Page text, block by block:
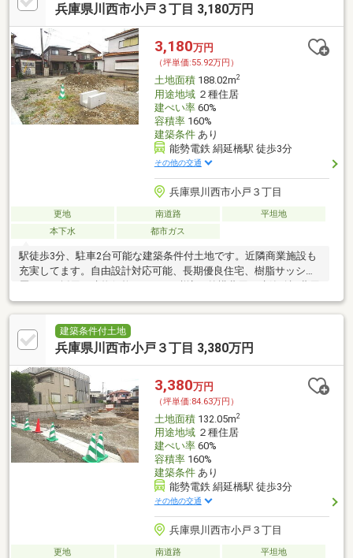
兵庫県川西市小戸３丁目 3,180万円
3,180万円
（坪単価:55.92万円）
土地面積188.02m2
用途地域２種住居
建ぺい率60%
容積率160%
建築条件あり
能勢電鉄 絹延橋駅 徒歩3分
その他の交通
兵庫県川西市小戸３丁目
更地 南道路
平坦地
本下水
都市ガス
駅徒歩3分、駐車2台可能な建築条件付土地です。近隣商業施設も
充実してます。自由設計対応可能、長期優良住宅、樹脂サッシ複
層ガラス採用。建物価格2 200万円税込（外構費用、建築確認費用
含む）。
建築条件付土地
兵庫県川西市小戸３丁目 3,380万円
3,380万円
（坪単価:84.63万円）
土地面積132.05m2
用途地域２種住居
建ぺい率60%
容積率160%
建築条件あり
能勢電鉄 絹延橋駅 徒歩3分
その他の交通
兵庫県川西市小戸３丁目
更地 南道路
平坦地